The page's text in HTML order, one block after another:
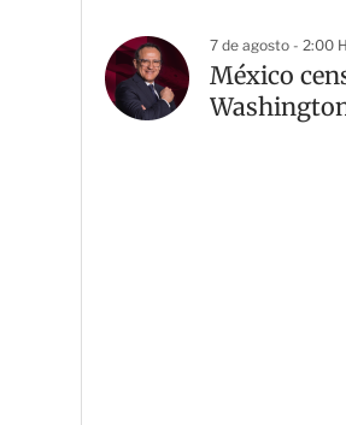
7 de agosto - 2:00
México